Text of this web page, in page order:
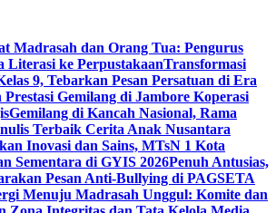
Madrasah dan Orang Tua: Pengurus
Literasi ke PerpustakaanTransformasi
9, Tebarkan Pesan Persatuan di Era
Gemilang di Jambore Koperasi
Gemilang di Kancah Nasional, Rama
Terbaik Cerita Anak Nusantara
Inovasi dan Sains, MTsN 1 Kota
Sementara di GYIS 2026Penuh Antusias,
Pesan Anti-Bullying di PAGSETA
Menuju Madrasah Unggul: Komite dan